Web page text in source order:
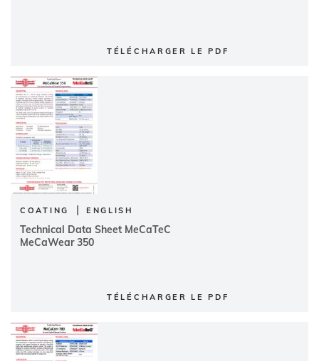
TÉLÉCHARGER LE PDF
COATING | ENGLISH
Technical Data Sheet MeCaTeC
MeCaWear 350
TÉLÉCHARGER LE PDF